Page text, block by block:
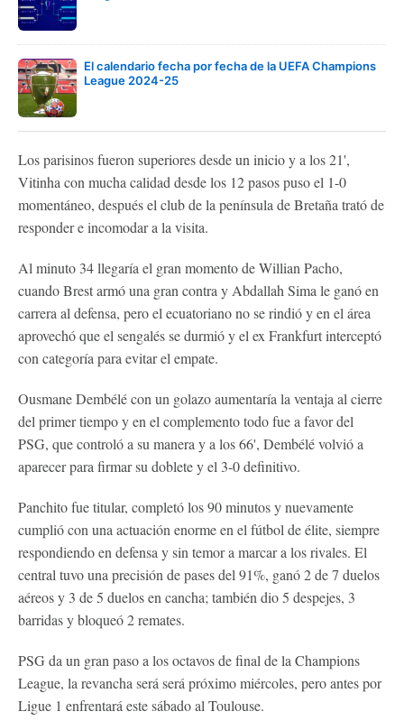
El calendario fecha por fecha de la UEFA Champions
League 2024-25
Los parisinos fueron superiores desde un inicio y a los 21',
Vitinha con mucha calidad desde los 12 pasos puso el 1-0
momentáneo, después el club de la península de Bretaña trató de
responder e incomodar a la visita.
Al minuto 34 llegaría el gran momento de Willian Pacho,
cuando Brest armó una gran contra y Abdallah Sima le ganó en
carrera al defensa, pero el ecuatoriano no se rindió y en el área
aprovechó que el sengalés se durmió y el ex Frankfurt interceptó
con categoría para evitar el empate.
Ousmane Dembélé con un golazo aumentaría la ventaja al cierre
del primer tiempo y en el complemento todo fue a favor del
PSG, que controló a su manera y a los 66', Dembélé volvió a
aparecer para firmar su doblete y el 3-0 definitivo.
Panchito fue titular, completó los 90 minutos y nuevamente
cumplió con una actuación enorme en el fútbol de élite, siempre
respondiendo en defensa y sin temor a marcar a los rivales. El
central tuvo una precisión de pases del 91%, ganó 2 de 7 duelos
aéreos y 3 de 5 duelos en cancha; también dio 5 despejes, 3
barridas y bloqueó 2 remates.
PSG da un gran paso a los octavos de final de la Champions
League, la revancha será será próximo miércoles, pero antes por
Ligue 1 enfrentará este sábado al Toulouse.